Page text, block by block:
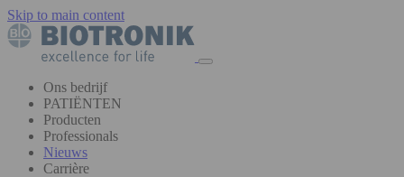
Skip to main content
Ons bedrijf
PATIËNTEN
Producten
Professionals
Nieuws
Carrière